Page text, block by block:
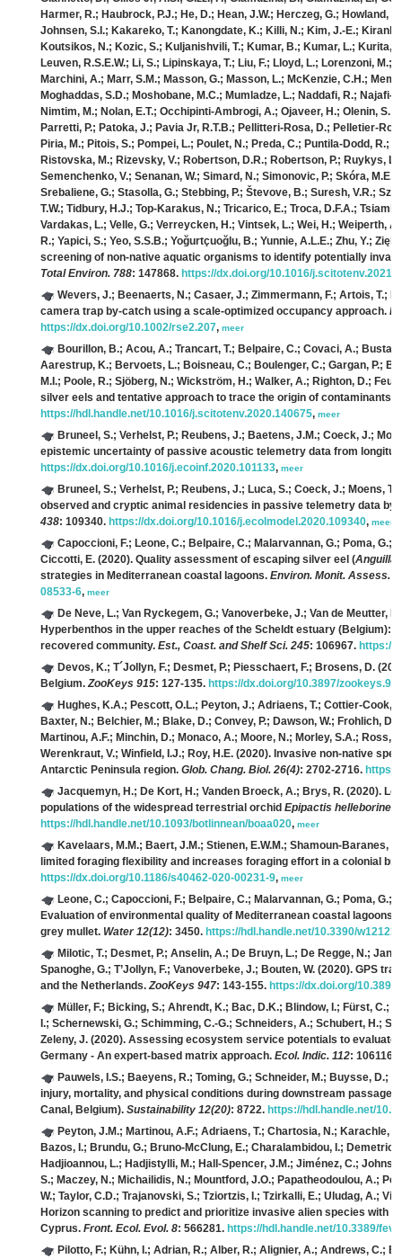
Harmer, R.; Haubrock, P.J.; He, D.; Hean, J.W.; Herczeg, G.;
Johnsen, S.I.; Kakareko, T.; Kanongdate, K.; Killi, N.; Kim, J.-E.;
Koutsikos, N.; Kozic, S.; Kuljanishvili, T.; Kumar, B.; Kumar, L.; Kurita,
Leuven, R.S.E.W.; Li, S.; Lipinskaya, T.; Liu, F.; Lloyd, L.; Lorenzoni,
Marchini, A.; Marr, S.M.; Masson, G.; Masson, L.; McKenzie, C.H.;
Moghaddas, S.D.; Moshobane, M.C.; Mumladze, L.; Naddafi, R.;
Nimtim, M.; Nolan, E.T.; Occhipinti-Ambrogi, A.; Ojaveer, H.; Olenin,
Parretti, P.; Patoka, J.; Pavia Jr, R.T.B.; Pellitteri-Rosa, D.; Pelletier-
Piria, M.; Pitois, S.; Pompei, L.; Poulet, N.; Preda, C.; Puntila-Dodd, R.;
Ristovska, M.; Rizevsky, V.; Robertson, D.R.; Robertson, P.; Ruykys,
Semenchenko, V.; Senanan, W.; Simard, N.; Simonovic, P.; Skóra,
Srebaliene, G.; Stasolla, G.; Stebbing, P.; Števove, B.; Suresh, V.R.;
T.W.; Tidbury, H.J.; Top-Karakus, N.; Tricarico, E.; Troca, D.F.A.;
Vardakas, L.; Velle, G.; Verreycken, H.; Vintsek, L.; Wei, H.; Weiperth,
R.; Yapici, S.; Yeo, S.S.B.; Yoğurtçuoğlu, B.; Yunnie, A.L.E.; Zhu, Y.;
screening of non-native aquatic organisms to identify potentially
Total Environ. 788: 147868. https://dx.doi.org/10.1016/
Wevers, J.; Beenaerts, N.; Casaer, J.; Zimmermann, F.; Artois, T.;
camera trap by‐catch using a scale‐optimized occupancy approach.
https://dx.doi.org/10.1002/rse2.207, meer
Bourillon, B.; Acou, A.; Trancart, T.; Belpaire, C.; Covaci, A.;
Aarestrup, K.; Bervoets, L.; Boisneau, C.; Boulenger, C.; Gargan, P.;
M.I.; Poole, R.; Sjöberg, N.; Wickström, H.; Walker, A.; Righton, D.;
silver eels and tentative approach to trace the origin of contaminants
https://hdl.handle.net/10.1016/j.scitotenv.2020.140675, meer
Bruneel, S.; Verhelst, P.; Reubens, J.; Baetens, J.M.; Coeck, J.;
epistemic uncertainty of passive acoustic telemetry data from
https://dx.doi.org/10.1016/j.ecoinf.2020.101133, meer
Bruneel, S.; Verhelst, P.; Reubens, J.; Luca, S.; Coeck, J.; Moens, T.;
observed and cryptic animal residencies in passive telemetry data
438: 109340. https://dx.doi.org/10.1016/j.ecolmodel.2020.109340, meer
Capoccioni, F.; Leone, C.; Belpaire, C.; Malarvannan, G.; Poma, G.;
Ciccotti, E. (2020). Quality assessment of escaping silver eel (Anguilla
strategies in Mediterranean coastal lagoons. Environ. Monit. Assess.
08533-6, meer
De Neve, L.; Van Ryckegem, G.; Vanoverbeke, J.; Van de Meutter,
Hyperbenthos in the upper reaches of the Scheldt estuary (Belgium):
recovered community. Est., Coast. and Shelf Sci. 245: 106967. https://
Devos, K.; T´Jollyn, F.; Desmet, P.; Piesschaert, F.; Brosens, D.
Belgium.ZooKeys 915: 127-135. https://dx.doi.org/10.3897/
Hughes, K.A.; Pescott, O.L.; Peyton, J.; Adriaens, T.; Cottier-Cook,
Baxter, N.; Belchier, M.; Blake, D.; Convey, P.; Dawson, W.; Frohlich,
Martinou, A.F.; Minchin, D.; Monaco, A.; Moore, N.; Morley, S.A.; Ross,
Werenkraut, V.; Winfield, I.J.; Roy, H.E. (2020). Invasive non-native
Antarctic Peninsula region. Glob. Chang. Biol. 26(4): 2702-2716.
Jacquemyn, H.; De Kort, H.; Vanden Broeck, A.; Brys, R. (2020).
populations of the widespread terrestrial orchid Epipactis helleborine
https://hdl.handle.net/10.1093/botlinnean/boaa020, meer
Kavelaars, M.M.; Baert, J.M.; Stienen, E.W.M.; Shamoun-Baranes,
limited foraging flexibility and increases foraging effort in a colonial
https://dx.doi.org/10.1186/s40462-020-00231-9, meer
Leone, C.; Capoccioni, F.; Belpaire, C.; Malarvannan, G.; Poma, G.;
Evaluation of environmental quality of Mediterranean coastal
grey mullet. Water 12(12): 3450. https://hdl.handle.net/10.3390/
Milotic, T.; Desmet, P.; Anselin, A.; De Bruyn, L.; De Regge, N.;
Spanoghe, G.; T’Jollyn, F.; Vanoverbeke, J.; Bouten, W. (2020). GPS
and the Netherlands.ZooKeys 947: 143-155. https://dx.doi.org/
Müller, F.; Bicking, S.; Ahrendt, K.; Bac, D.K.; Blindow, I.; Fürst, C.;
I.; Schernewski, G.; Schimming, C.-G.; Schneiders, A.; Schubert, H.;
Zeleny, J. (2020). Assessing ecosystem service potentials to
Germany - An expert-based matrix approach. Ecol. Indic. 112: 106116.
Pauwels, I.S.; Baeyens, R.; Toming, G.; Schneider, M.; Buysse, D.;
injury, mortality, and physical conditions during downstream
Canal, Belgium). Sustainability 12(20): 8722. https://hdl.handle.net/
Peyton, J.M.; Martinou, A.F.; Adriaens, T.; Chartosia, N.; Karachle,
Bazos, I.; Brundu, G.; Bruno-McClung, E.; Charalambidou, I.;
Hadjioannou, L.; Hadjistylli, M.; Hall-Spencer, J.M.; Jiménez, C.;
S.; Maczey, N.; Michailidis, N.; Mountford, J.O.; Papatheodoulou, A.;
W.; Taylor, C.D.; Trajanovski, S.; Tziortzis, I.; Tzirkalli, E.; Uludag, A.;
Horizon scanning to predict and prioritize invasive alien species with
Cyprus. Front. Ecol. Evol. 8: 566281. https://hdl.handle.net/10.3389/
Pilotto, F.; Kühn, I.; Adrian, R.; Alber, R.; Alignier, A.; Andrews, C.;